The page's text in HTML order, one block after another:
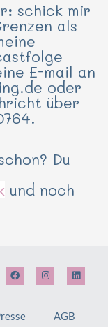
schick mir
als
E-mail an
oder
über
Du
und noch
F
a
c
o
I
n
s
L
i
n
AGB